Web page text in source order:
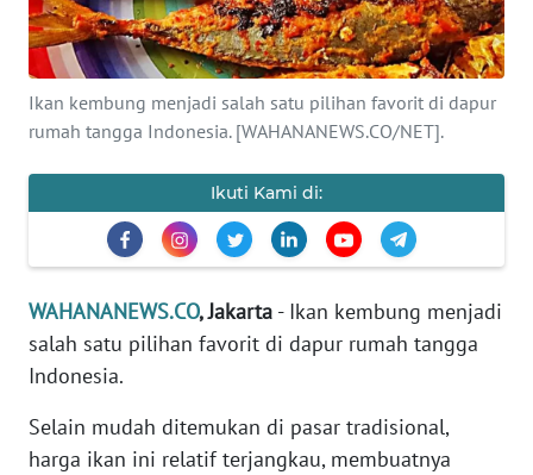
Ikan kembung menjadi salah satu pilihan favorit di dapur
rumah tangga Indonesia. [WAHANANEWS.CO/NET].
Ikuti Kami di:
WAHANANEWS.CO, Jakarta - Ikan kembung menjadi
salah satu pilihan favorit di dapur rumah tangga
Indonesia.
Selain mudah ditemukan di pasar tradisional,
harga ikan ini relatif terjangkau, membuatnya
INTERNASIONAL
SERBA-SERBI
PENDIDIKAN
OLAHRAGA
EDITORIAL
INDEKS